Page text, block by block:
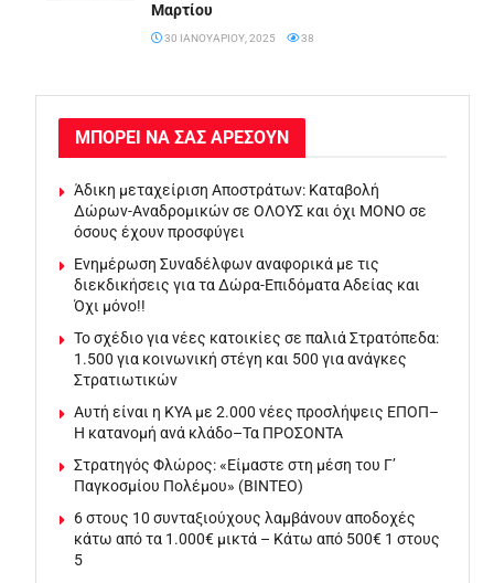
Μαρτίου
30 ΙΑΝΟΥΑΡΊΟΥ, 2025 38
ΜΠΟΡΕΙ ΝΑ ΣΑΣ ΑΡΕΣΟΥΝ
Άδικη μεταχείριση Αποστράτων: Καταβολή
Δώρων-Αναδρομικών σε ΟΛΟΥΣ και όχι ΜΟΝΟ σε
όσους έχουν προσφύγει
Ενημέρωση Συναδέλφων αναφορικά με τις
διεκδικήσεις για τα Δώρα-Επιδόματα Αδείας και
Όχι μόνο!!
To σχέδιο για νέες κατοικίες σε παλιά Στρατόπεδα:
1.500 για κοινωνική στέγη και 500 για ανάγκες
Στρατιωτικών
Αυτή είναι η ΚΥΑ με 2.000 νέες προσλήψεις ΕΠΟΠ–
Η κατανομή ανά κλάδο–Τα ΠΡΟΣΟΝΤΑ
Στρατηγός Φλώρος: «Είμαστε στη μέση του Γ’
Παγκοσμίου Πολέμου» (ΒΙΝΤΕΟ)
6 στους 10 συνταξιούχους λαμβάνουν αποδοχές
κάτω από τα 1.000€ μικτά – Κάτω από 500€ 1 στους
5